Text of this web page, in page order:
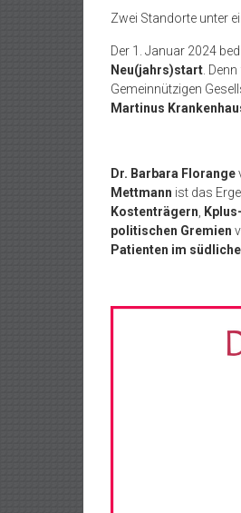
Zwei Standorte unter
Der 1. Januar 2024
Neu(jahrs)start .
Gemeinnützigen
Martinus
Dr. Barbara Florange
Mettmann ist das
Kostenträgern
politischen Gremien
Patienten im